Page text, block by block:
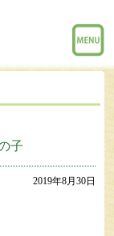
menu
子
2019年8月30日